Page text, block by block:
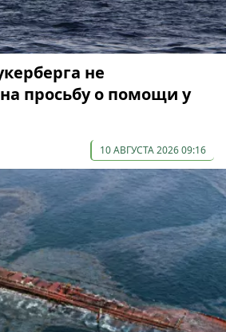
не
просьбу о помощи у
10 АВГУСТА 2026 09:16